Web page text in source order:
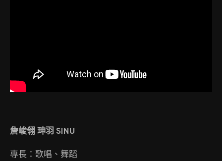
詹峻翎 珅羽 SINU
專長：歌唱、舞蹈